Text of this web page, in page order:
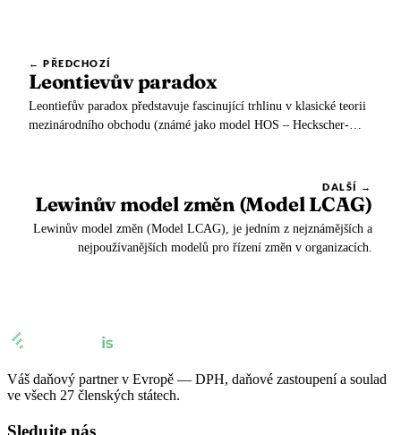
← PŘEDCHOZÍ
Leontievův paradox
Leontiefův paradox představuje fascinující trhlinu v klasické teorii
mezinárodního obchodu (známé jako model HOS – Heckscher-
DALŠÍ →
Lewinův model změn (Model LCAG)
Lewinův model změn (Model LCAG), je jedním z nejznámějších a
nejpoužívanějších modelů pro řízení změn v organizacích.
Váš daňový partner v Evropě — DPH, daňové zastoupení a soulad
ve všech 27 členských státech.
Sledujte nás